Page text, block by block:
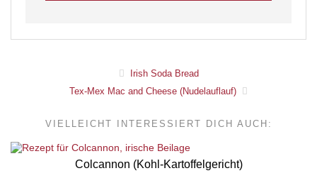
Irish Soda Bread
Tex-Mex Mac and Cheese (Nudelauflauf)
VIELLEICHT INTERESSIERT DICH AUCH:
Colcannon (Kohl-Kartoffelgericht)